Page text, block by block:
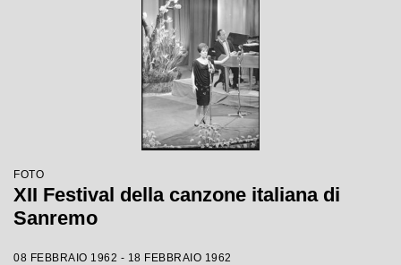
FOTO
XII Festival della canzone italiana di
Sanremo
08 FEBBRAIO 1962 - 18 FEBBRAIO 1962